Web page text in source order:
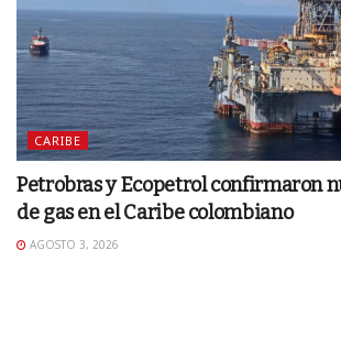
CARIBE
Petrobras y Ecopetrol confirmaron
de gas en el Caribe colombiano
AGOSTO 3, 2026